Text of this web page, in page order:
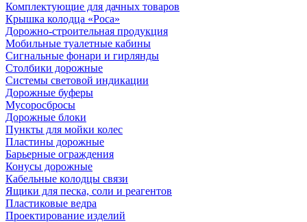
Комплектующие для дачных товаров
Крышка колодца «Роса»
Дорожно-строительная продукция
Мобильные туалетные кабины
Сигнальные фонари и гирлянды
Столбики дорожные
Системы световой индикации
Дорожные буферы
Мусоросбросы
Дорожные блоки
Пункты для мойки колес
Пластины дорожные
Барьерные ограждения
Конусы дорожные
Кабельные колодцы связи
Ящики для песка, соли и реагентов
Пластиковые ведра
Проектирование изделий